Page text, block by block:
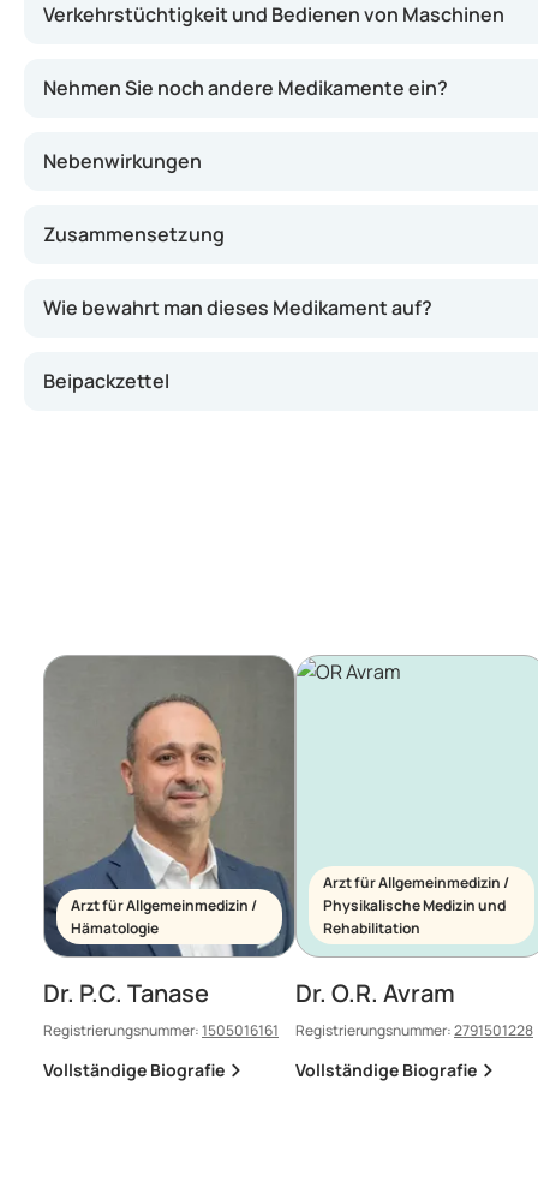
Verkehrstüchtigkeit und Bedienen von Maschinen
Nehmen Sie noch andere Medikamente ein?
Nebenwirkungen
Zusammensetzung
Wie bewahrt man dieses Medikament auf?
Beipackzettel
Arzt für Allgemeinmedizin /
Hämatologie
Dr. P.C. Tanase
Registrierungsnummer:1505016161
Vollständige Biografie
Arzt für Allgemeinmedizin /
Physikalische Medizin und
Rehabilitation
Dr. O.R. Avram
Registrierungsnummer:2791501228
Vollständige Biografie